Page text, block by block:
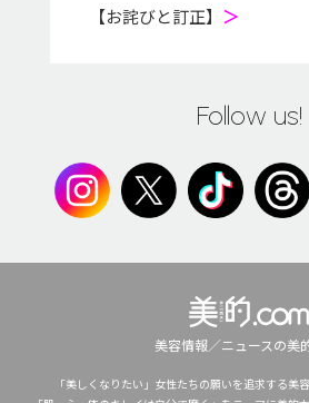
【お詫びと訂正】 ＞
Follow us!
美容情報／ニュースの美
「美しくなりたい」女性たちの願いを追求する美